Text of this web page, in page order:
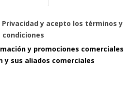
Privacidad y acepto los términos y
condiciones
y promociones comerciales
y sus aliados comerciales